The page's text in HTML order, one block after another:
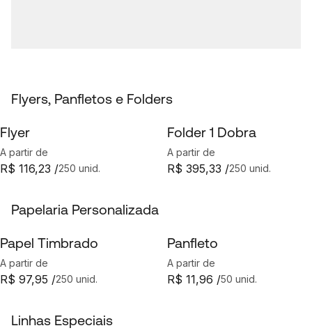
Flyers, Panfletos e Folders
Flyer
A partir de
250 unid.
R$ 116,23 /
Folder 1 Dobra
A partir de
250 unid.
R$ 395,33 /
Papelaria Personalizada
Papel Timbrado
A partir de
250 unid.
R$ 97,95 /
Panfleto
A partir de
50 unid.
R$ 11,96 /
Linhas Especiais